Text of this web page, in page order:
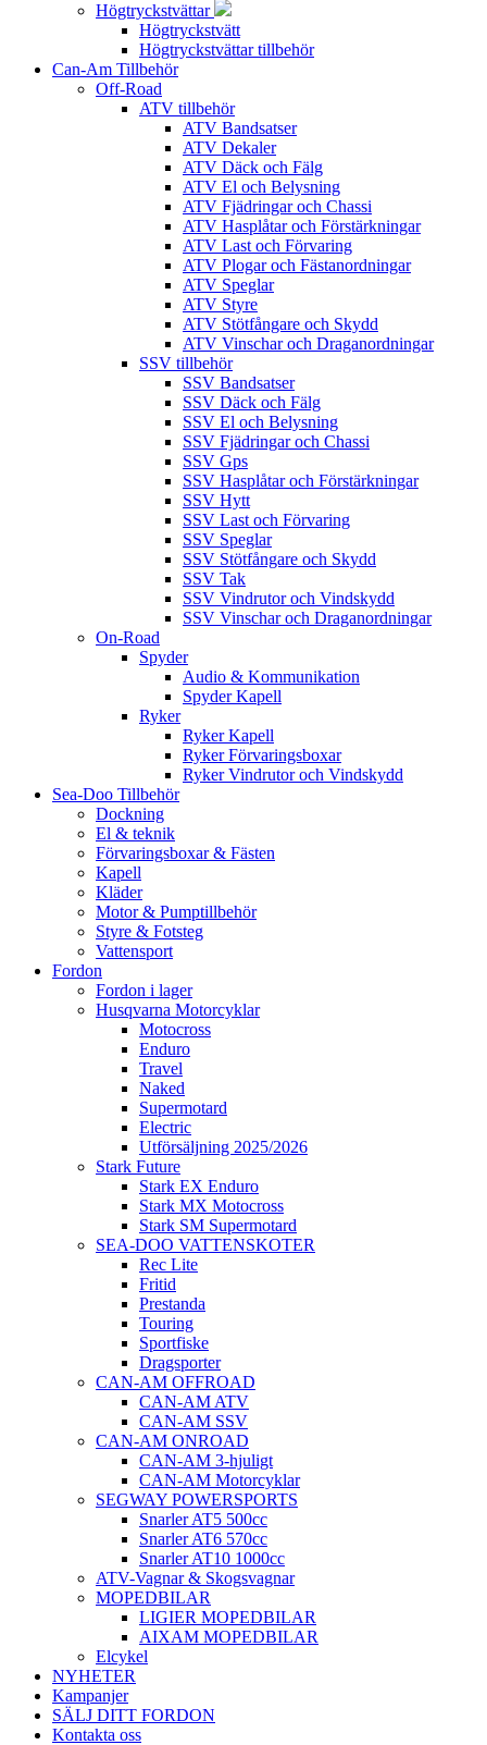
Högtryckstvättar
Högtryckstvätt
Högtryckstvättar tillbehör
Can-Am Tillbehör
Off-Road
ATV tillbehör
ATV Bandsatser
ATV Dekaler
ATV Däck och Fälg
ATV El och Belysning
ATV Fjädringar och Chassi
ATV Hasplåtar och Förstärkningar
ATV Last och Förvaring
ATV Plogar och Fästanordningar
ATV Speglar
ATV Styre
ATV Stötfångare och Skydd
ATV Vinschar och Draganordningar
SSV tillbehör
SSV Bandsatser
SSV Däck och Fälg
SSV El och Belysning
SSV Fjädringar och Chassi
SSV Gps
SSV Hasplåtar och Förstärkningar
SSV Hytt
SSV Last och Förvaring
SSV Speglar
SSV Stötfångare och Skydd
SSV Tak
SSV Vindrutor och Vindskydd
SSV Vinschar och Draganordningar
On-Road
Spyder
Audio & Kommunikation
Spyder Kapell
Ryker
Ryker Kapell
Ryker Förvaringsboxar
Ryker Vindrutor och Vindskydd
Sea-Doo Tillbehör
Dockning
El & teknik
Förvaringsboxar & Fästen
Kapell
Kläder
Motor & Pumptillbehör
Styre & Fotsteg
Vattensport
Fordon
Fordon i lager
Husqvarna Motorcyklar
Motocross
Enduro
Travel
Naked
Supermotard
Electric
Utförsäljning 2025/2026
Stark Future
Stark EX Enduro
Stark MX Motocross
Stark SM Supermotard
SEA-DOO VATTENSKOTER
Rec Lite
Fritid
Prestanda
Touring
Sportfiske
Dragsporter
CAN-AM OFFROAD
CAN-AM ATV
CAN-AM SSV
CAN-AM ONROAD
CAN-AM 3-hjuligt
CAN-AM Motorcyklar
SEGWAY POWERSPORTS
Snarler AT5 500cc
Snarler AT6 570cc
Snarler AT10 1000cc
ATV-Vagnar & Skogsvagnar
MOPEDBILAR
LIGIER MOPEDBILAR
AIXAM MOPEDBILAR
Elcykel
NYHETER
Kampanjer
SÄLJ DITT FORDON
Kontakta oss